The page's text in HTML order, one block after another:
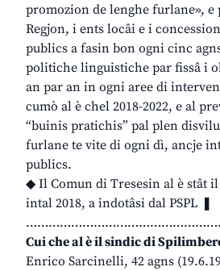
promozion de lenghe furlane», e
Regjon, i ents locâi e i
publics a fasin bon ogni cinc
politiche linguistiche par fissâ i
an par an in ogni aree di
cumò al è chel 2018-2022, e al
“buinis pratichis” pal plen
furlane te vite di ogni dì, ancje
publics.
◆ Il Comun di Tresesin al è stât
intal 2018, a indotâsi dal PSPL ❚
Cui che al è il sindic di
Enrico Sarcinelli, 42 agns